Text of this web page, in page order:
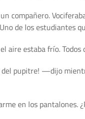
compañero.
de los estudiantes
aire estaba frío. Todos
pupitre! —dijo
en los pantalones.